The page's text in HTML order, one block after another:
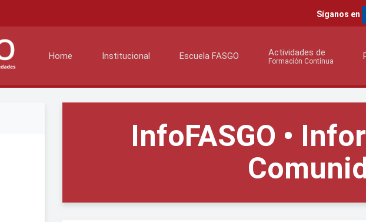
Síganos en
Home Institucional Escuela FASGO Actividades de
Formación Contínua
InfoFASGO •